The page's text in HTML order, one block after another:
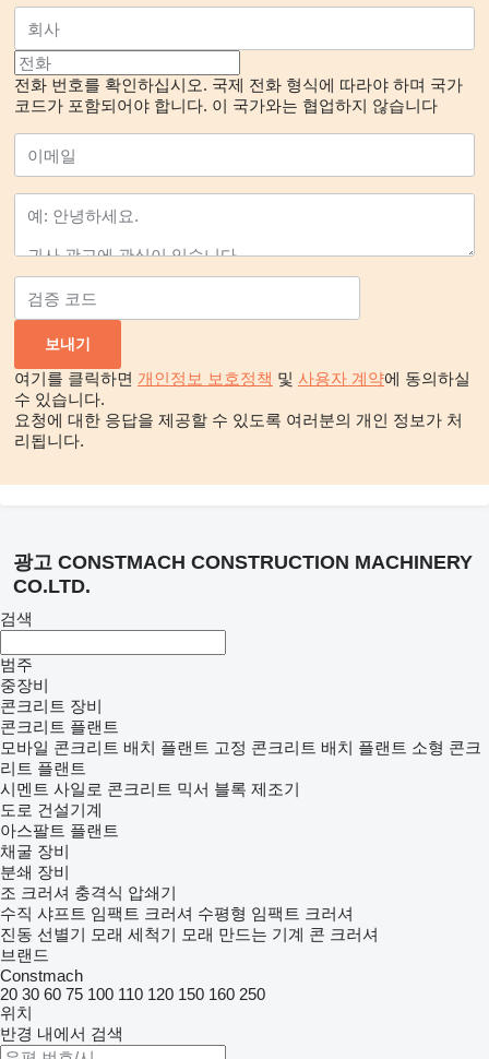
전화 번호를 확인하십시오. 국제 전화 형식에 따라야 하며 국가
코드가 포함되어야 합니다. 이 국가와는 협업하지 않습니다
여기를 클릭하면 개인정보 보호정책 및 사용자 계약에 동의하실
수 있습니다.
요청에 대한 응답을 제공할 수 있도록 여러분의 개인 정보가 처
리됩니다.
광고 CONSTMACH CONSTRUCTION MACHINERY
CO.LTD.
검색
범주
중장비
콘크리트 장비
콘크리트 플랜트
모바일 콘크리트 배치 플랜트 고정 콘크리트 배치 플랜트 소형 콘크
리트 플랜트
시멘트 사일로 콘크리트 믹서 블록 제조기
도로 건설기계
아스팔트 플랜트
채굴 장비
분쇄 장비
조 크러셔 충격식 압쇄기
수직 샤프트 임팩트 크러셔 수평형 임팩트 크러셔
진동 선별기 모래 세척기 모래 만드는 기계 콘 크러셔
브랜드
Constmach
20 30 60 75 100 110 120 150 160 250
위치
반경 내에서 검색